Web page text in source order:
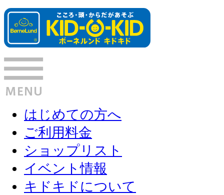
はじめての方へ
ご利用料金
ショップリスト
イベント情報
キドキドについて